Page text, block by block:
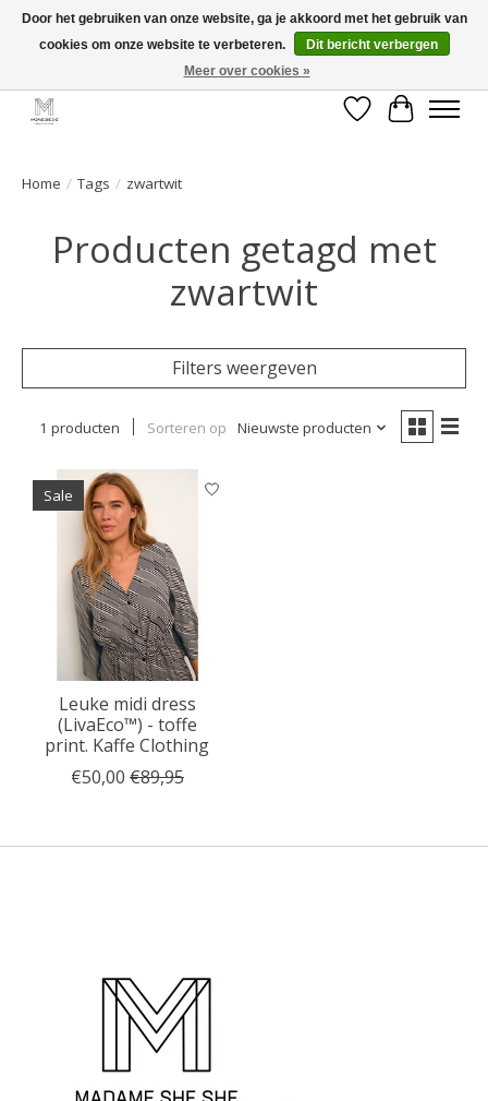
GRATIS verzending vanaf €50 voor BE - €75 voor NL - After pay mogelijk!
Verlanglijst
Home / Tags / zwartwit
Producten getagd met
zwartwit
Filters weergeven
1 producten Sorteren op Nieuwste producten
Sale
Leuke midi dress
(LivaEco™) - toffe
print. Kaffe Clothing
€50,00 €89,95
Door het gebruiken van onze website, ga je akkoord met het gebruik van
cookies om onze website te verbeteren.
Dit bericht verbergen
Meer over cookies »